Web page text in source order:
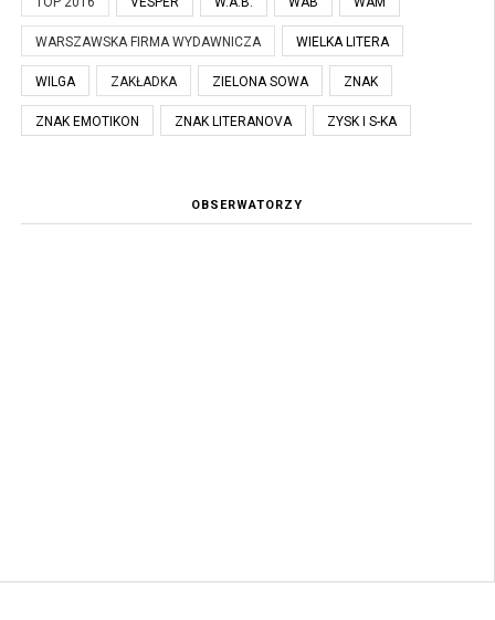
WARSZAWSKA FIRMA WYDAWNICZA WIELKA LITERA
WILGA ZAKŁADKA ZIELONA SOWA ZNAK
ZNAK EMOTIKON ZNAK LITERANOVA ZYSK I S-KA
OBSERWATORZY